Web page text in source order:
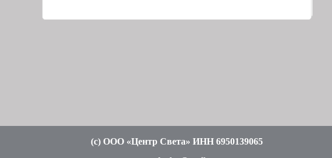
(c) ООО «Центр Света» ИНН 6950139065